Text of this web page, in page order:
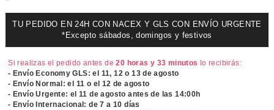
TU PEDIDO EN 24H CON NACEX Y GLS CON ENVÍO URGENTE
*Excepto sábados, domingos y festivos
Si realizas el pedido antes de20 horas y 33 minutos lo recibirás:
- Envío Economy GLS: el 11, 12 o 13 de agosto
- Envío Normal: el 11 o el 12 de agosto
- Envío Urgente: el11 de agosto antes de las 14:00h
- Envío Internacional: de 7 a 10 días